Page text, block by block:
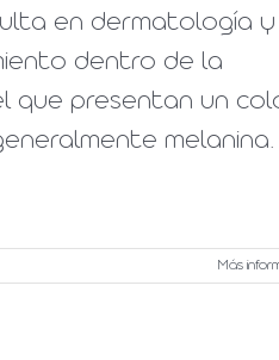
en dermatología y
dentro de la
que presentan un
melanina.
Más